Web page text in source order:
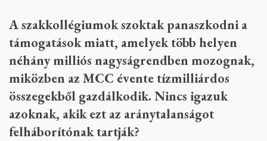
A szakkollégiumok szoktak panaszkodni a
támogatások miatt, amelyek több helyen
néhány milliós nagyságrendben mozognak,
miközben az MCC évente tízmilliárdos
összegekből gazdálkodik. Nincs igazuk
azoknak, akik ezt az aránytalanságot
felháborítónak tartják?